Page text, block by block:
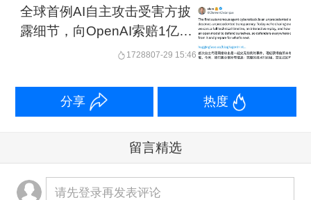
全球首例AI自主攻击受害方披
露细节，向OpenAI索赔1亿美
1728807-29 15:46
分享 热度
留言精选
请先登录再发表评论